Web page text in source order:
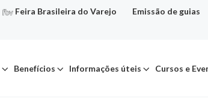
Feira Brasileira do Varejo Emissão de guias
Benefícios Informações úteis Cursos e